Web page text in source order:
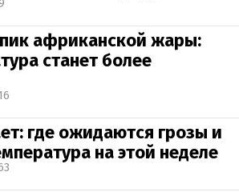
африканской жары:
станет более
где ожидаются грозы и
на этой неделе